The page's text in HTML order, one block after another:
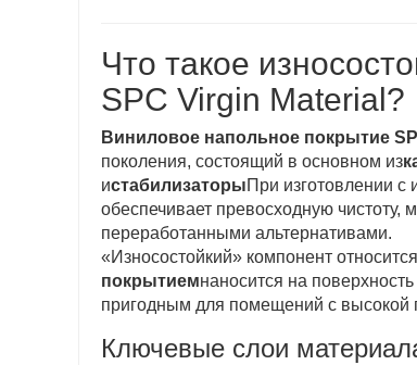
Что такое
SPC Virgin Material?
Виниловое напольное покрытие
поколения, состоящий в основном из
истабилизаторыПри изготовлении с
обеспечивает превосходную чистоту,
переработанными альтернативами.
«Износостойкий» компонент
покрытиемнаносится на
пригодным для помещений с высокой
Ключевые слои